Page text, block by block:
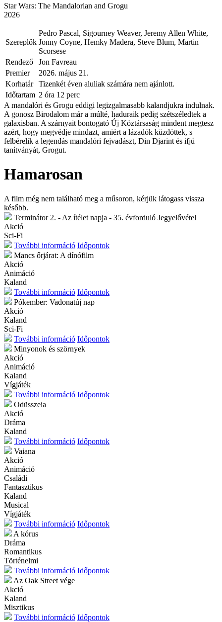
Star Wars: The Mandalorian and Grogu
2026
Szereplők
Pedro Pascal, Sigourney Weaver, Jeremy Allen White,
Jonny Coyne, Hemky Madera, Steve Blum, Martin
Scorsese
Rendező
Jon Favreau
Premier
2026. május 21.
Korhatár
Tizenkét éven aluliak számára nem ajánlott.
Időtartam 2 óra 12 perc
A mandalóri és Grogu eddigi legizgalmasabb kalandjukra indulnak.
A gonosz Birodalom már a múlté, haduraik pedig szétszéledtek a
galaxisban. A szárnyait bontogató Új Köztársaság mindent megtesz
azért, hogy megvédje mindazt, amiért a lázadók küzdöttek, s
felbérelik a legendás mandalóri fejvadászt, Din Djarint és ifjú
tanítványát, Grogut.
Hamarosan
A film még nem található meg a műsoron, kérjük látogass vissza
később.
Terminátor 2. - Az ítélet napja - 35. évforduló Jegyelővétel
Akció
Sci-Fi
További információ Időpontok
Mancs őrjárat: A dínófilm
Akció
Animáció
Kaland
További információ Időpontok
Pókember: Vadonatúj nap
Akció
Kaland
Sci-Fi
További információ Időpontok
Minyonok és szörnyek
Akció
Animáció
Kaland
Vígjáték
További információ Időpontok
Odüsszeia
Akció
Dráma
Kaland
További információ Időpontok
Vaiana
Akció
Animáció
Családi
Fantasztikus
Kaland
Musical
Vígjáték
További információ Időpontok
A kórus
Dráma
Romantikus
Történelmi
További információ Időpontok
Az Oak Street vége
Akció
Kaland
Misztikus
További információ Időpontok